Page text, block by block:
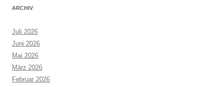
ARCHIV
Juli 2026
Juni 2026
Mai 2026
März 2026
Februar 2026